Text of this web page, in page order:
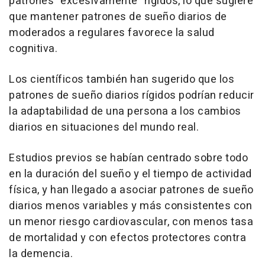
que mantener patrones de sueño diarios de
moderados a regulares favorece la salud
cognitiva.
Los científicos también han sugerido que los
patrones de sueño diarios rígidos podrían reducir
la adaptabilidad de una persona a los cambios
diarios en situaciones del mundo real.
Estudios previos se habían centrado sobre todo
en la duración del sueño y el tiempo de actividad
física, y han llegado a asociar patrones de sueño
diarios menos variables y más consistentes con
un menor riesgo cardiovascular, con menos tasa
de mortalidad y con efectos protectores contra
la demencia.